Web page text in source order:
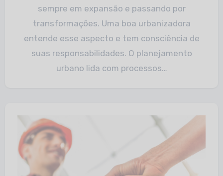
sempre em expansão e passando por
transformações. Uma boa urbanizadora
entende esse aspecto e tem consciência de
suas responsabilidades. O planejamento
urbano lida com processos…